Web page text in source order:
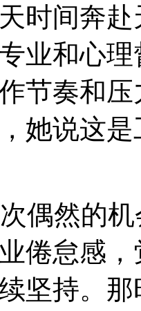
时间奔
业和心
节奏和
她说这
偶然的
倦怠感
坚持。